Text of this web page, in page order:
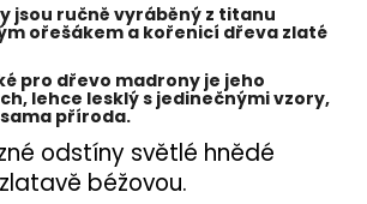
jsou ručně vyráběný z titanu
ořešákema kořenicí dřeva zlaté
pro dřevo madrony je jeho
lehce lesklý s jedinečnými vzory,
příroda.
odstíny světlé hnědé
béžovou.